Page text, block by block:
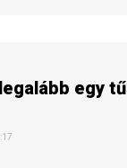
egy